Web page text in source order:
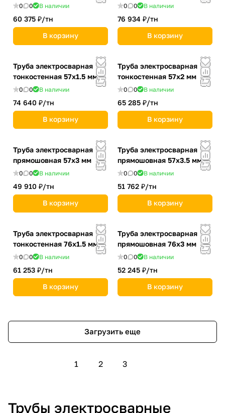
0 0 В наличии
60 375 ₽/тн
В корзину
0 0 В наличии
76 934 ₽/тн
В корзину
Труба электросварная
тонкостенная 57х1.5 мм
0 0 В наличии
74 640 ₽/тн
В корзину
Труба электросварная
тонкостенная 57х2 мм
0 0 В наличии
65 285 ₽/тн
В корзину
Труба электросварная
прямошовная 57х3 мм
0 0 В наличии
49 910 ₽/тн
В корзину
Труба электросварная
прямошовная 57х3.5 мм
0 0 В наличии
51 762 ₽/тн
В корзину
Труба электросварная
тонкостенная 76х1.5 мм
0 0 В наличии
61 253 ₽/тн
В корзину
Труба электросварная
прямошовная 76х3 мм
0 0 В наличии
52 245 ₽/тн
В корзину
Загрузить еще
1 2 3
Трубы электросварные